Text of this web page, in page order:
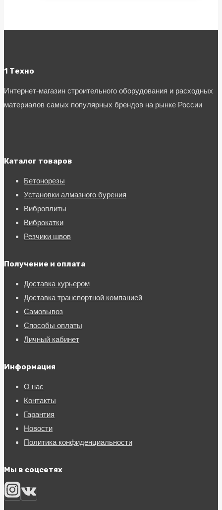
1 Техно
Интернет-магазин строительного оборудования и расходных
материалов самых популярных брендов на рынке России
Каталог товаров
Бетонорезы
Установки алмазного бурения
Виброплиты
Виброкатки
Резчики швов
Получение и оплата
Доставка курьером
Доставка транспортной компанией
Самовывоз
Способы оплаты
Личный кабинет
Информация
О нас
Контакты
Гарантия
Новости
Политика конфиденциальности
Мы в соцсетях